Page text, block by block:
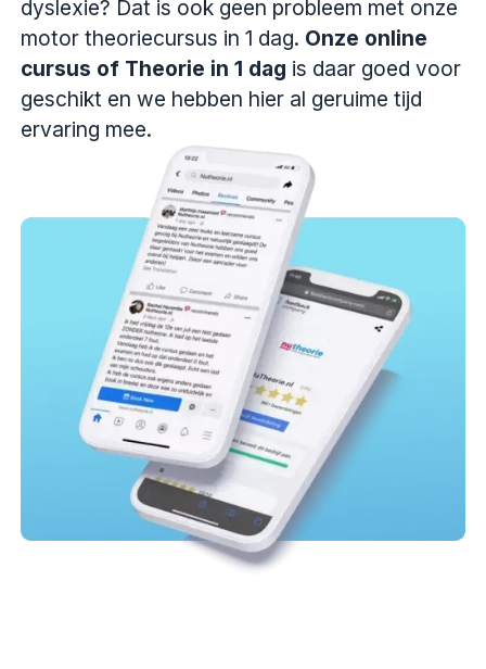
dyslexie? Dat is ook geen probleem met onze
motor theoriecursus in 1 dag. Onze online
cursus of Theorie in 1 dag is daar goed voor
geschikt en we hebben hier al geruime tijd
ervaring mee.